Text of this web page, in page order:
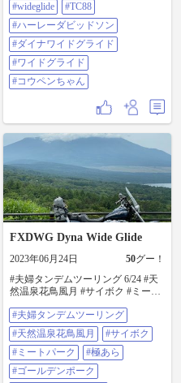
#wideglide
#TC88
#ハーレーダビッドソン
#ダイナワイドグライド
#ワイドグライド
#コウペンちゃん
FXDWG Dyna Wide Glide
2023年06月24日 50グー！
#夫婦タンデムツーリング 6/24 #天
然温泉花鳥風月 #サイボク #ミート
最高！ #帰りは贅沢高速道路
#harleydavidson #fxdwg #dyna
#dynawideglide #wideglide #tc88 #ハ
ーレーダビッドソン #ダイナワイド
グライド #ワイドグライド #コウペ
ンちゃん
#夫婦タンデムツーリング
#天然温泉花鳥風月
#サイボク
#ミートパーク
#極あら
#ゴールデンポーク